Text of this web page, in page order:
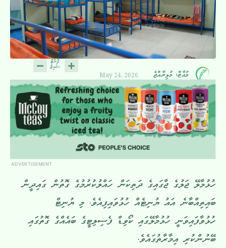
މުޢާޒް، މުޅިރާއްޖެ May 24, 2026
ADVERTISEMENT
ހުޅުމާލޭ ޖަލުގެ ޖާގައިގެ ދަތިކަން ހައްލުކުރުމުގެ ގޮތުން ގައިދީން
ބައިތިއްބާނެ އައު ޔުނިޓެއް ހުޅުވައިފިއެވެ. މި ޔުނިޓް
ހުޅުވާފައިވަނީ ހުޅުމާލޭގައި ކޯވިޑް ފެސިލިޓީގެ ބައެއްގެ ގޮތުގައި
ބޭނުންކުރި އިމާރާތުގައެވެ.